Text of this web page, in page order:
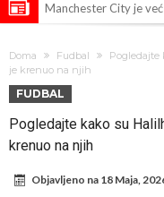
Manchester City je
Mesi, znate li ko je
Прелом у трансферу
Атлетико прати
ГОТОВО ЈЕ! Čelsi
milion evra
Atletiko Madrid
Doma Fudbal
Pogledajte
je krenuo na njih
FUDBAL
Pogledajte kako su
krenuo na njih
Objavljeno na 18 Maja,